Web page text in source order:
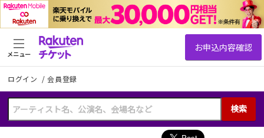
ログイン /会員登録
検索
メニュー